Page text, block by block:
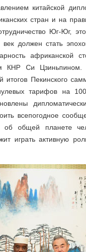
китайской
стран и на
Юг-Юг,
должен стать
африканской
КНР Си Цзиньпином.
итогов Пекинского
тарифов на
всепогодное
об общей планете
играть активную